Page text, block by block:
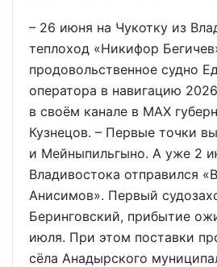
– 26 июня на Чукотку из
теплоход «Никифор
продовольственное судно
оператора в навигацию
в своём канале в МАХ
Кузнецов. – Первые точки
и Мейныпильгыно. А уже 2
Владивостока отправился
Анисимов». Первый
Беринговский, прибытие
июля. При этом поставки
сёла Анадырского